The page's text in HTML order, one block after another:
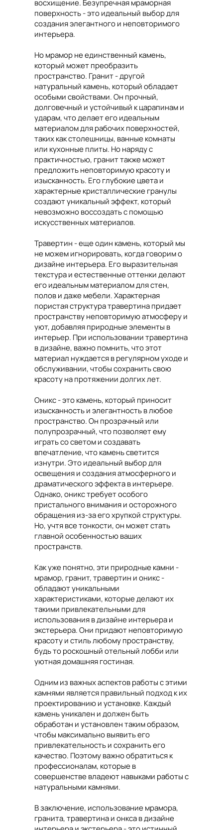
восхищение. Безупречная мраморная
поверхность - это идеальный выбор для
создания элегантного и неповторимого
интерьера.
Но мрамор не единственный камень,
который может преобразить
пространство. Гранит - другой
натуральный камень, который обладает
особыми свойствами. Он прочный,
долговечный и устойчивый к царапинам и
ударам, что делает его идеальным
материалом для рабочих поверхностей,
таких как столешницы, ванные комнаты
или кухонные плиты. Но наряду с
практичностью, гранит также может
предложить неповторимую красоту и
изысканность. Его глубокие цвета и
характерные кристаллические гранулы
создают уникальный эффект, который
невозможно воссоздать с помощью
искусственных материалов.
Травертин - еще один камень, который мы
не можем игнорировать, когда говорим о
дизайне интерьера. Его выразительная
текстура и естественные оттенки делают
его идеальным материалом для стен,
полов и даже мебели. Характерная
пористая структура травертина придает
пространству неповторимую атмосферу и
уют, добавляя природные элементы в
интерьер. При использовании травертина
в дизайне, важно помнить, что этот
материал нуждается в регулярном уходе и
обслуживании, чтобы сохранить свою
красоту на протяжении долгих лет.
Оникс - это камень, который приносит
изысканность и элегантность в любое
пространство. Он прозрачный или
полупрозрачный, что позволяет ему
играть со светом и создавать
впечатление, что камень светится
изнутри. Это идеальный выбор для
освещения и создания атмосферного и
драматического эффекта в интерьере.
Однако, оникс требует особого
пристального внимания и осторожного
обращения из-за его хрупкой структуры.
Но, учтя все тонкости, он может стать
главной особенностью ваших
пространств.
Как уже понятно, эти природные камни -
мрамор, гранит, травертин и оникс -
обладают уникальными
характеристиками, которые делают их
такими привлекательными для
использования в дизайне интерьера и
экстерьера. Они придают неповторимую
красоту и стиль любому пространству,
будь то роскошный отельный лобби или
уютная домашняя гостиная.
Одним из важных аспектов работы с этими
камнями является правильный подход к их
проектированию и установке. Каждый
камень уникален и должен быть
обработан и установлен таким образом,
чтобы максимально выявить его
привлекательность и сохранить его
качество. Поэтому важно обратиться к
профессионалам, которые в
совершенстве владеют навыками работы с
натуральными камнями.
В заключение, использование мрамора,
гранита, травертина и онкса в дизайне